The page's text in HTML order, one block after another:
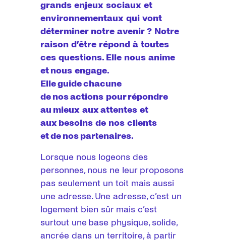
grands enjeux sociaux et
environnementaux qui vont
déterminer notre avenir ? Notre
raison d’être répond à toutes
ces questions. Elle nous anime
et nous engage.
Elle guide chacune
de nos actions pour répondre
au mieux aux attentes et
aux besoins de nos clients
et de nos partenaires.
Lorsque nous logeons des
personnes, nous ne leur proposons
pas seulement un toit mais aussi
une adresse. Une adresse, c’est un
logement bien sûr mais c’est
surtout une base physique, solide,
ancrée dans un territoire, à partir